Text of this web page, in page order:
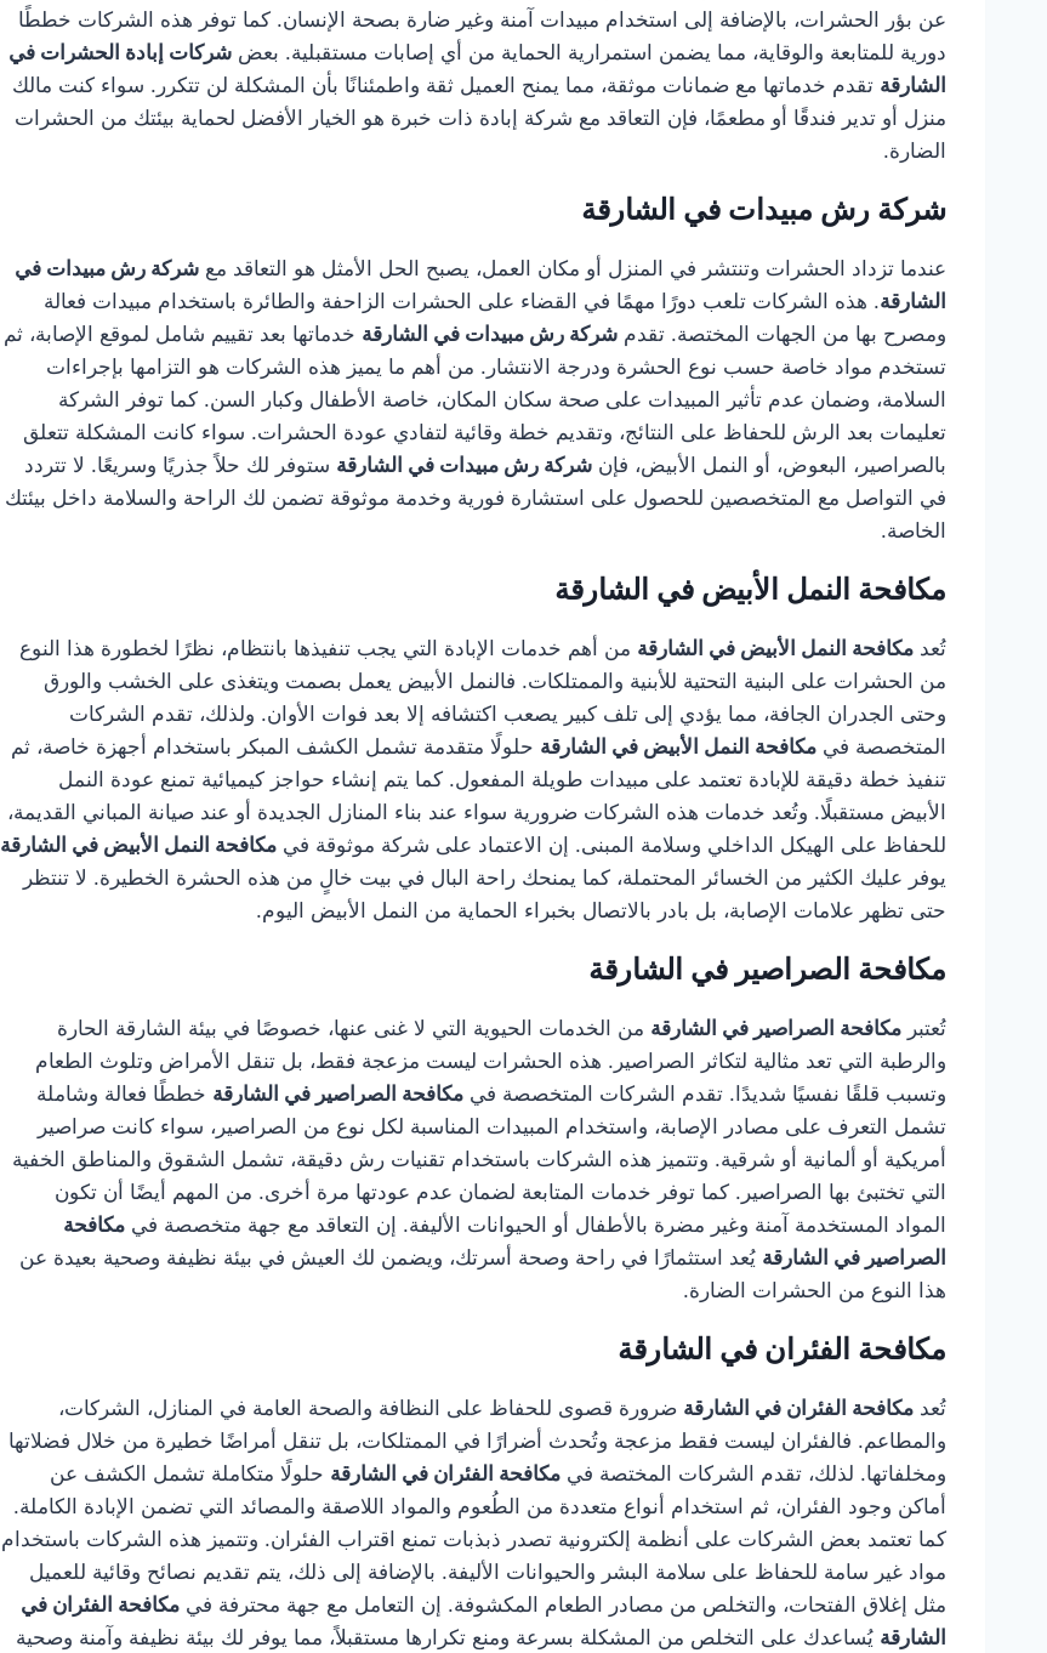
عن بؤر الحشرات، بالإضافة إلى استخدام مبيدات آمنة وغير ضارة بصحة الإنسان. كما توفر هذه الشركات خططًا
دورية للمتابعة والوقاية، مما يضمن استمرارية الحماية من أي إصابات مستقبلية. بعضشركات إبادة الحشرات في
الشارقة تقدم خدماتها مع ضمانات موثقة، مما يمنح العميل ثقة واطمئنانًا بأن المشكلة لن تتكرر. سواء كنت مالك
منزل أو تدير فندقًا أو مطعمًا، فإن التعاقد مع شركة إبادة ذات خبرة هو الخيار الأفضل لحماية بيئتك من الحشرات
الضارة.
شركة رش مبيدات في الشارقة
عندما تزداد الحشرات وتنتشر في المنزل أو مكان العمل، يصبح الحل الأمثل هو التعاقد معشركة رش مبيدات في
الشارقة. هذه الشركات تلعب دورًا مهمًا في القضاء على الحشرات الزاحفة والطائرة باستخدام مبيدات فعالة
ومصرح بها من الجهات المختصة. تقدمشركة رش مبيدات في الشارقة خدماتها بعد تقييم شامل لموقع الإصابة، ثم
تستخدم مواد خاصة حسب نوع الحشرة ودرجة الانتشار. من أهم ما يميز هذه الشركات هو التزامها بإجراءات
السلامة، وضمان عدم تأثير المبيدات على صحة سكان المكان، خاصة الأطفال وكبار السن. كما توفر الشركة
تعليمات بعد الرش للحفاظ على النتائج، وتقديم خطة وقائية لتفادي عودة الحشرات. سواء كانت المشكلة تتعلق
بالصراصير، البعوض، أو النمل الأبيض، فإنشركة رش مبيدات في الشارقة ستوفر لك حلاً جذريًا وسريعًا. لا تتردد
في التواصل مع المتخصصين للحصول على استشارة فورية وخدمة موثوقة تضمن لك الراحة والسلامة داخل بيئتك
الخاصة.
مكافحة النمل الأبيض في الشارقة
تُعدمكافحة النمل الأبيض في الشارقة من أهم خدمات الإبادة التي يجب تنفيذها بانتظام، نظرًا لخطورة هذا النوع
من الحشرات على البنية التحتية للأبنية والممتلكات. فالنمل الأبيض يعمل بصمت ويتغذى على الخشب والورق
وحتى الجدران الجافة، مما يؤدي إلى تلف كبير يصعب اكتشافه إلا بعد فوات الأوان. ولذلك، تقدم الشركات
المتخصصة فيمكافحة النمل الأبيض في الشارقة حلولًا متقدمة تشمل الكشف المبكر باستخدام أجهزة خاصة، ثم
تنفيذ خطة دقيقة للإبادة تعتمد على مبيدات طويلة المفعول. كما يتم إنشاء حواجز كيميائية تمنع عودة النمل
الأبيض مستقبلًا. وتُعد خدمات هذه الشركات ضرورية سواء عند بناء المنازل الجديدة أو عند صيانة المباني القديمة،
للحفاظ على الهيكل الداخلي وسلامة المبنى. إن الاعتماد على شركة موثوقة فيمكافحة النمل الأبيض في الشارقة
يوفر عليك الكثير من الخسائر المحتملة، كما يمنحك راحة البال في بيت خالٍ من هذه الحشرة الخطيرة. لا تنتظر
حتى تظهر علامات الإصابة، بل بادر بالاتصال بخبراء الحماية من النمل الأبيض اليوم.
مكافحة الصراصير في الشارقة
تُعتبرمكافحة الصراصير في الشارقة من الخدمات الحيوية التي لا غنى عنها، خصوصًا في بيئة الشارقة الحارة
والرطبة التي تعد مثالية لتكاثر الصراصير. هذه الحشرات ليست مزعجة فقط، بل تنقل الأمراض وتلوث الطعام
وتسبب قلقًا نفسيًا شديدًا. تقدم الشركات المتخصصة فيمكافحة الصراصير في الشارقة خططًا فعالة وشاملة
تشمل التعرف على مصادر الإصابة، واستخدام المبيدات المناسبة لكل نوع من الصراصير، سواء كانت صراصير
أمريكية أو ألمانية أو شرقية. وتتميز هذه الشركات باستخدام تقنيات رش دقيقة، تشمل الشقوق والمناطق الخفية
التي تختبئ بها الصراصير. كما توفر خدمات المتابعة لضمان عدم عودتها مرة أخرى. من المهم أيضًا أن تكون
المواد المستخدمة آمنة وغير مضرة بالأطفال أو الحيوانات الأليفة. إن التعاقد مع جهة متخصصة فيمكافحة
الصراصير في الشارقة يُعد استثمارًا في راحة وصحة أسرتك، ويضمن لك العيش في بيئة نظيفة وصحية بعيدة عن
هذا النوع من الحشرات الضارة.
مكافحة الفئران في الشارقة
تُعدمكافحة الفئران في الشارقة ضرورة قصوى للحفاظ على النظافة والصحة العامة في المنازل، الشركات،
والمطاعم. فالفئران ليست فقط مزعجة وتُحدث أضرارًا في الممتلكات، بل تنقل أمراضًا خطيرة من خلال فضلاتها
ومخلفاتها. لذلك، تقدم الشركات المختصة فيمكافحة الفئران في الشارقة حلولًا متكاملة تشمل الكشف عن
أماكن وجود الفئران، ثم استخدام أنواع متعددة من الطُعوم والمواد اللاصقة والمصائد التي تضمن الإبادة الكاملة.
كما تعتمد بعض الشركات على أنظمة إلكترونية تصدر ذبذبات تمنع اقتراب الفئران. وتتميز هذه الشركات باستخدام
مواد غير سامة للحفاظ على سلامة البشر والحيوانات الأليفة. بالإضافة إلى ذلك، يتم تقديم نصائح وقائية للعميل
مثل إغلاق الفتحات، والتخلص من مصادر الطعام المكشوفة. إن التعامل مع جهة محترفة فيمكافحة الفئران في
الشارقة يُساعدك على التخلص من المشكلة بسرعة ومنع تكرارها مستقبلاً، مما يوفر لك بيئة نظيفة وآمنة وصحية